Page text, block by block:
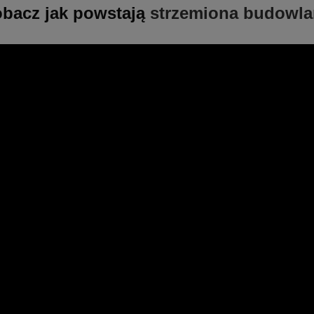
jak powstają strzemiona